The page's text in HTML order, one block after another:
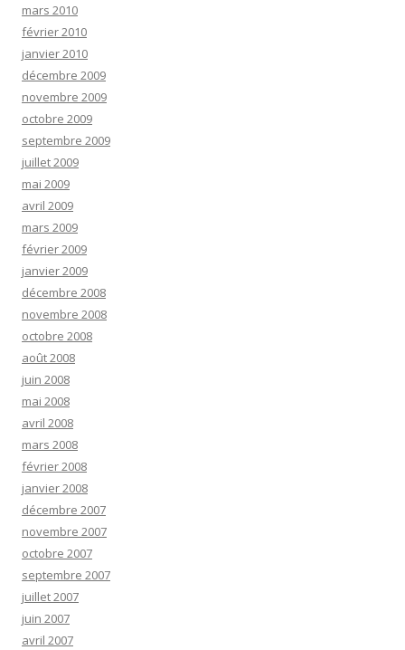
mars 2010
février 2010
janvier 2010
décembre 2009
novembre 2009
octobre 2009
septembre 2009
juillet 2009
mai 2009
avril 2009
mars 2009
février 2009
janvier 2009
décembre 2008
novembre 2008
octobre 2008
août 2008
juin 2008
mai 2008
avril 2008
mars 2008
février 2008
janvier 2008
décembre 2007
novembre 2007
octobre 2007
septembre 2007
juillet 2007
juin 2007
avril 2007